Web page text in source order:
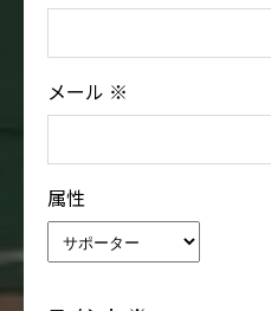
メール ※
属性